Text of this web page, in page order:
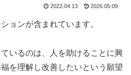
2022.04.13 2026.05.09
ョンが含まれています。
いるのは、人を助けることに興
を理解し改善したいという願望